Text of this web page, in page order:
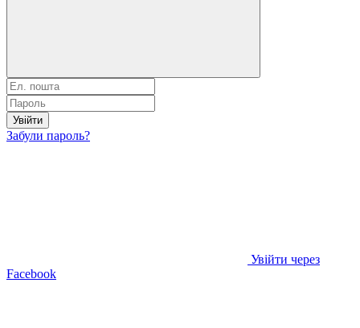
Увійти
Забули пароль?
Увійти через
Facebook